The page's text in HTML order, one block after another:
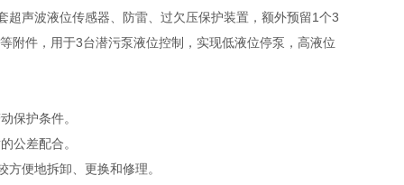
声波液位传感器、防雷、过欠压保护装置，额外预留1个3
附件，用于3台潜污泵液位控制，实现低液位停泵，高液位
保护条件。
公差配合。
方便地拆卸、更换和修理。